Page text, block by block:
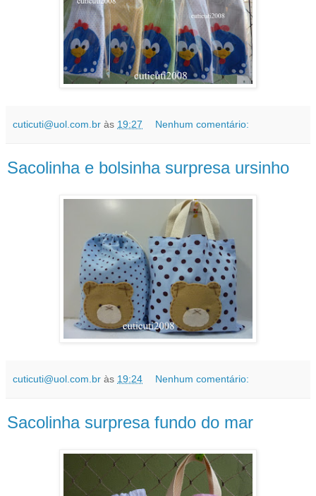
cuticuti@uol.com.br às 19:27 Nenhum comentário:
Sacolinha e bolsinha surpresa ursinho
cuticuti@uol.com.br às 19:24 Nenhum comentário:
Sacolinha surpresa fundo do mar